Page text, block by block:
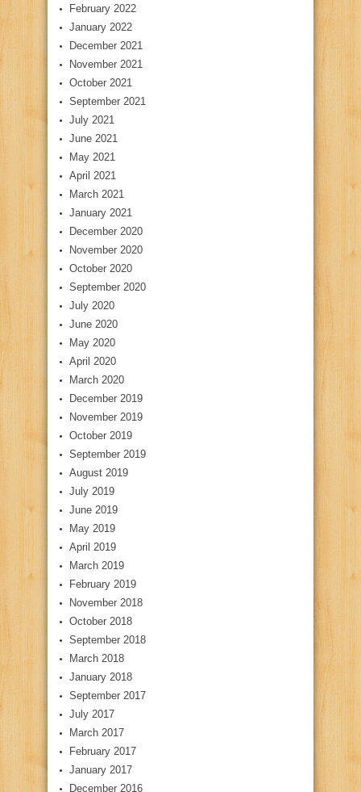
February 2022
January 2022
December 2021
November 2021
October 2021
September 2021
July 2021
June 2021
May 2021
April 2021
March 2021
January 2021
December 2020
November 2020
October 2020
September 2020
July 2020
June 2020
May 2020
April 2020
March 2020
December 2019
November 2019
October 2019
September 2019
August 2019
July 2019
June 2019
May 2019
April 2019
March 2019
February 2019
November 2018
October 2018
September 2018
March 2018
January 2018
September 2017
July 2017
March 2017
February 2017
January 2017
December 2016